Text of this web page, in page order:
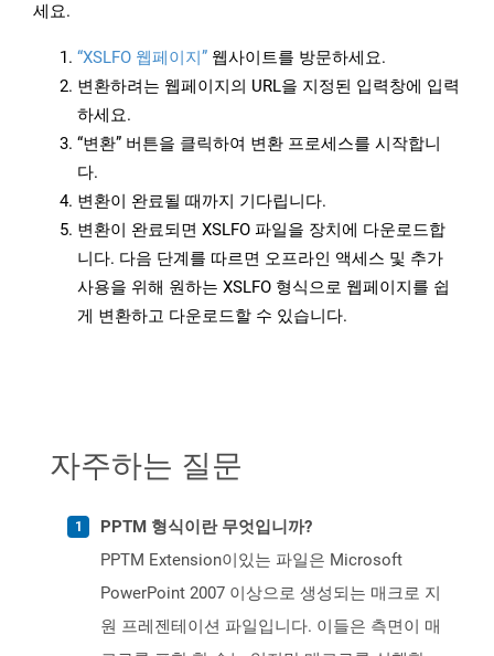
세요.
“XSLFO 웹페이지” 웹사이트를 방문하세요.
변환하려는 웹페이지의 URL을 지정된 입력창에 입력
하세요.
“변환” 버튼을 클릭하여 변환 프로세스를 시작합니
다.
변환이 완료될 때까지 기다립니다.
변환이 완료되면 XSLFO 파일을 장치에 다운로드합
니다. 다음 단계를 따르면 오프라인 액세스 및 추가
사용을 위해 원하는 XSLFO 형식으로 웹페이지를 쉽
게 변환하고 다운로드할 수 있습니다.
자주하는 질문
PPTM 형식이란 무엇입니까?
PPTM Extension이있는 파일은 Microsoft
PowerPoint 2007 이상으로 생성되는 매크로 지
원 프레젠테이션 파일입니다. 이들은 측면이 매